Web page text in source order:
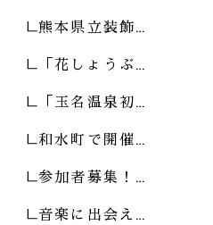
熊本県立装飾…
「花しょうぶ…
「玉名温泉初…
和水町で開催…
参加者募集！…
音楽に出会え…